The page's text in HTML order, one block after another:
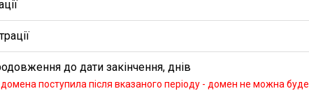
до дати закінчення, днів
поступила після вказаного періоду - домен не можна буде